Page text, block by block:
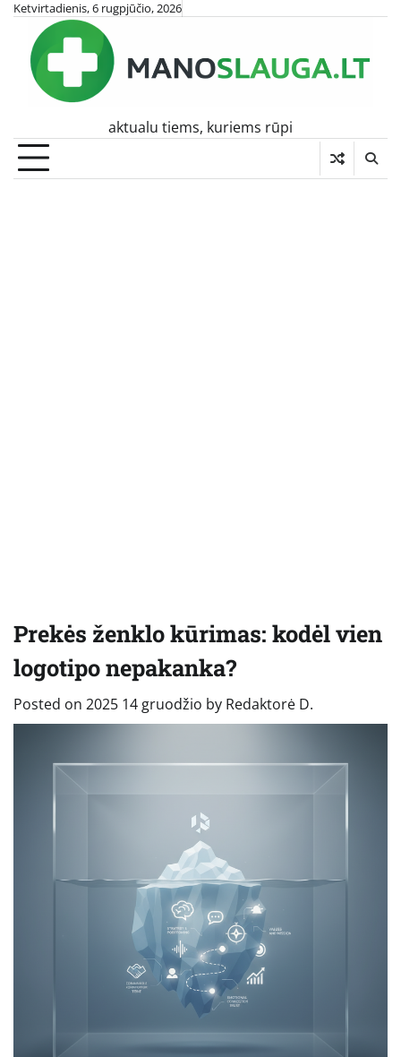
Skip
content
Ketvirtadienis, 6 rugpjūčio, 2026
aktualu tiems, kuriems rūpi
Prekės ženklo kūrimas: kodėl vien
logotipo nepakanka?
Posted on 2025 14 gruodžio by Redaktorė D.